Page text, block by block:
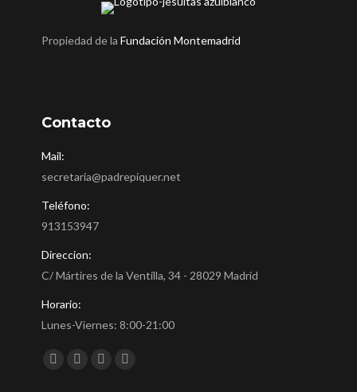
Propiedad de laFundación Montemadrid
Contacto
Mail:
secretaria@padrepiquer.net
Teléfono:
913153947
Direccion:
C/ Mártires de la Ventilla, 34 - 28029 Madrid
Horario:
Lunes-Viernes: 8:00-21:00
Encuéntranos en: